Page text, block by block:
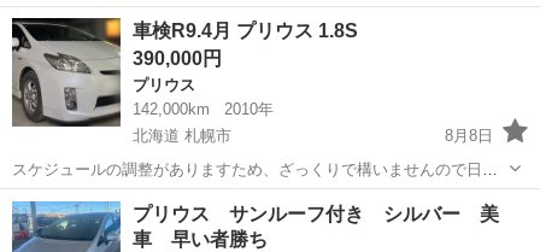
年 s54 ・排気量：2000cc ・ミッション：5速MT ・車検：令和9年10
沖縄 沖縄市 てだこ浦西駅 クラウン
車検R9.4月 プリウス 1.8S
390,000円
プリウス
142,000km
2010年
北海道 札幌市
8月8日
スケジュールの調整がありますため、ざっくりで構いませんので日時
の【指定】をお願いします 例:〇〇日の〇〇時頃可能ですか？など 土
日祝日関係なく18時〜深夜まで事前に相談で毎日現車確認可能 【例外
なくそれ以前の対応は一切でき...
北海道 札幌市 プリウス
プリウス サンルーフ付き シルバー 美
車 早い者勝ち